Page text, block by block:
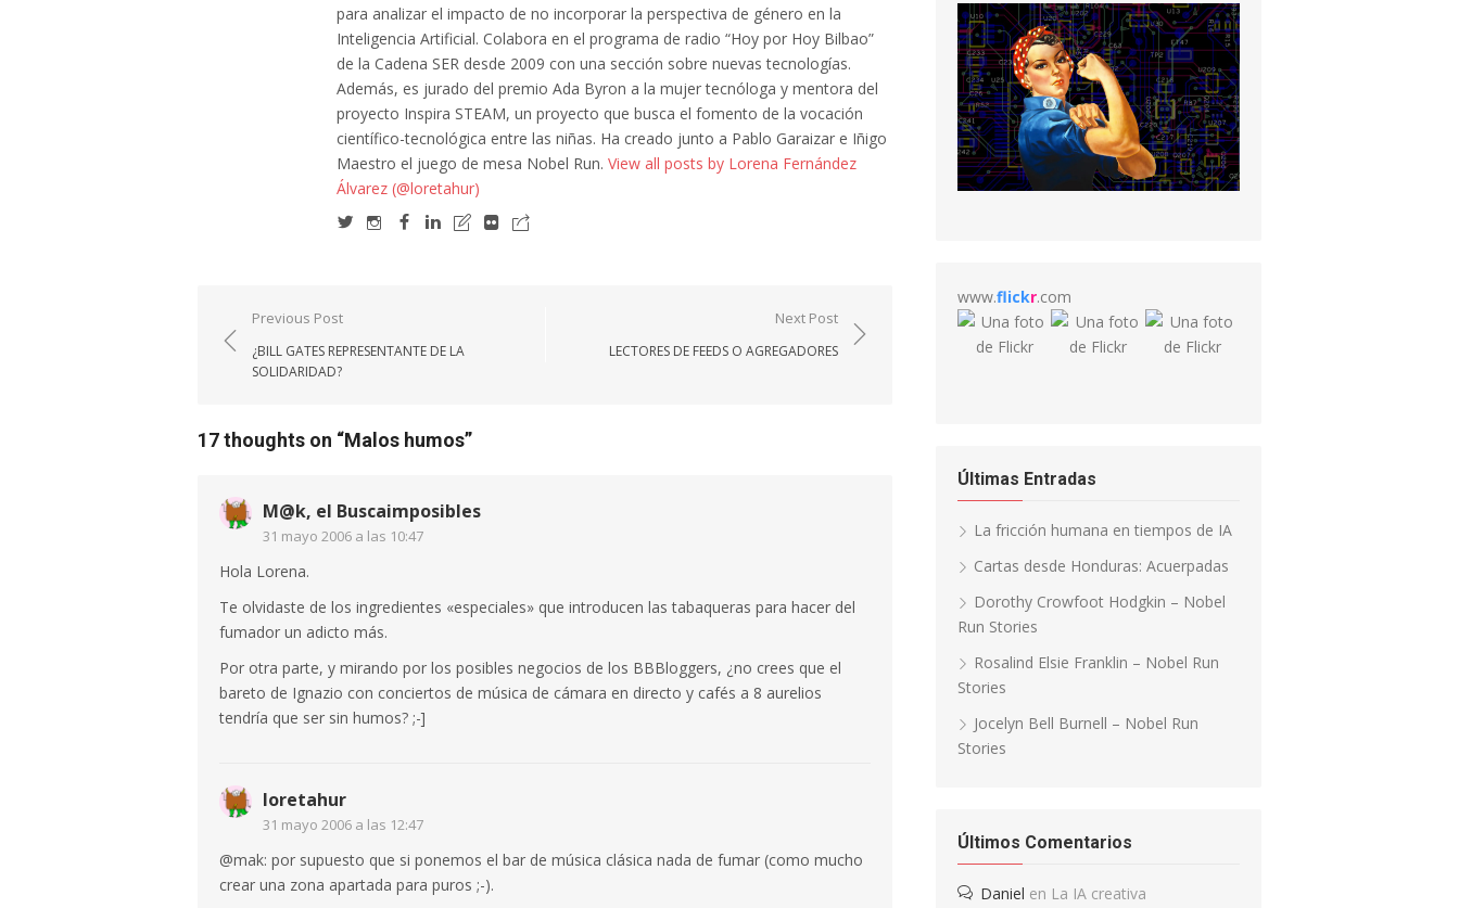
para analizar el impacto de no incorporar la perspectiva de género en la
Inteligencia Artificial. Colabora en el programa de radio “Hoy por Hoy Bilbao”
de la Cadena SER desde 2009 con una sección sobre nuevas tecnologías.
Además, es jurado del premio Ada Byron a la mujer tecnóloga y mentora del
proyecto Inspira STEAM, un proyecto que busca el fomento de la vocación
científico-tecnológica entre las niñas. Ha creado junto a Pablo Garaizar e Iñigo
Maestro el juego de mesa Nobel Run. View all posts by Lorena Fernández
Álvarez (@loretahur)
Navegación
de
entradas
Previous Post
¿BILL GATES REPRESENTANTE DE LA
SOLIDARIDAD?
Next Post
LECTORES DE FEEDS O AGREGADORES
17 thoughts on “Malos humos”
M@k, el Buscaimposibles
31 mayo 2006 a las 10:47
Hola Lorena.
Te olvidaste de los ingredientes «especiales» que introducen las tabaqueras para hacer del
fumador un adicto más.
Por otra parte, y mirando por los posibles negocios de los BBBloggers, ¿no crees que el
bareto de Ignazio con conciertos de música de cámara en directo y cafés a 8 aurelios
tendría que ser sin humos? ;-]
loretahur
31 mayo 2006 a las 12:47
@mak: por supuesto que si ponemos el bar de música clásica nada de fumar (como mucho
crear una zona apartada para puros ;-).
www.flickr.com
Últimas Entradas
La fricción humana en tiempos de IA
Cartas desde Honduras: Acuerpadas
Dorothy Crowfoot Hodgkin – Nobel
Run Stories
Rosalind Elsie Franklin – Nobel Run
Stories
Jocelyn Bell Burnell – Nobel Run
Stories
Últimos Comentarios
Daniel en La IA creativa